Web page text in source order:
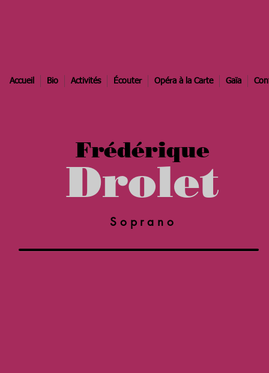
Accueil Bio Activités Écouter Opéra à la Carte Gaïa
Frédérique
Drolet
Soprano